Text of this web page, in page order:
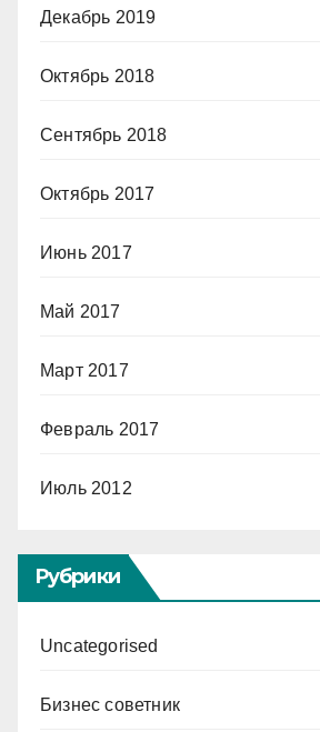
Декабрь 2019
Октябрь 2018
Сентябрь 2018
Октябрь 2017
Июнь 2017
Май 2017
Март 2017
Февраль 2017
Июль 2012
Рубрики
Uncategorised
Бизнес советник